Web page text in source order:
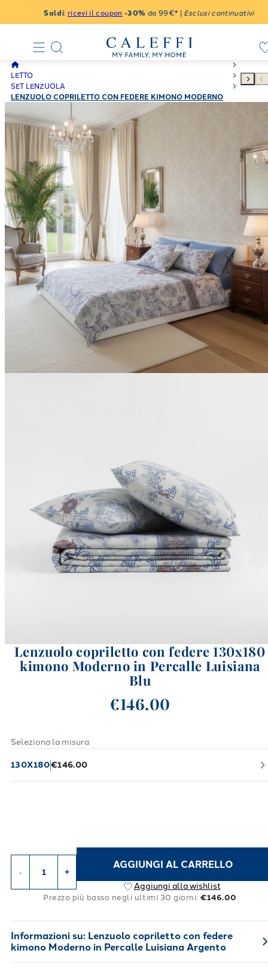
Saldi: ricevi il coupon -30% da 99€* | Esclusi continuativi
LETTO
SET LENZUOLA
LENZUOLO COPRILETTO CON FEDERE KIMONO MODERNO
IN PERCALLE LUISIANA ARGENTO
Lenzuolo copriletto con federe 130x180
kimono Moderno in Percalle Luisiana
Blu
€146.00
Seleziona la misura
130X180€146.00
- +
AGGIUNGI AL CARRELLO
Aggiungi alla wishlist
Prezzo più basso negli ultimi 30 giorni: €146.00
Informazioni su: Lenzuolo copriletto con federe
kimono Moderno in Percalle Luisiana Argento